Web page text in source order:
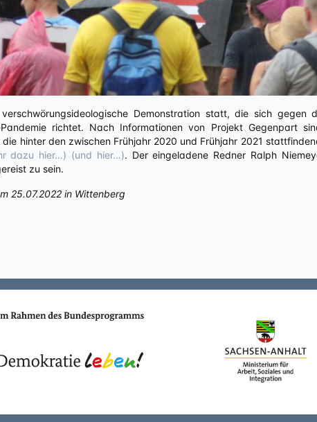
Demonstration statt, die sich gegen
richtet. Nach Informationen von Projekt Gegenpart
hinter den zwischen Frühjahr 2020 und Frühjahr 2021
dazu hier…) (und hier…). Der eingeladene Redner Ralph
zu sein.
25.07.2022 in Wittenberg